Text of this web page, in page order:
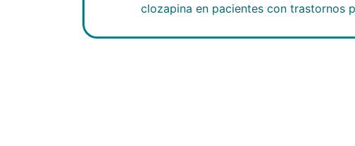
clozapina en pacientes con trastornos